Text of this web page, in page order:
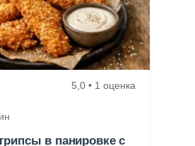
5,0 • 1 оценка
в панировке с